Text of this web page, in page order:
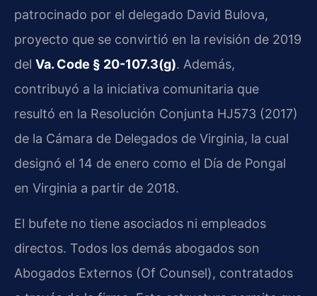
patrocinado por el delegado David Bulova,
proyecto que se convirtió en la revisión de 2019
del Va. Code § 20-107.3(g). Además,
contribuyó a la iniciativa comunitaria que
resultó en la Resolución Conjunta HJ573 (2017)
de la Cámara de Delegados de Virginia, la cual
designó el 14 de enero como el Día de Pongal
en Virginia a partir de 2018.
El bufete no tiene asociados ni empleados
directos. Todos los demás abogados son
Abogados Externos (Of Counsel), contratados